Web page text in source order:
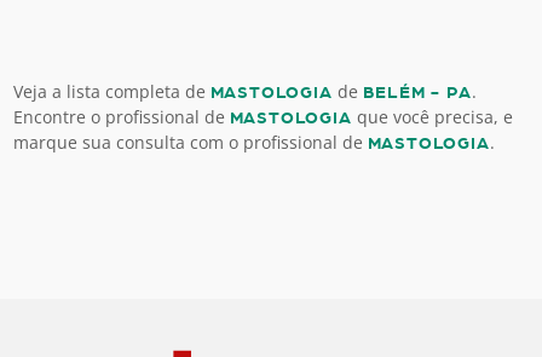
Veja a lista completa de MASTOLOGIA de BELÉM - PA.
Encontre o profissional de MASTOLOGIA que você precisa, e
marque sua consulta com o profissional de MASTOLOGIA.